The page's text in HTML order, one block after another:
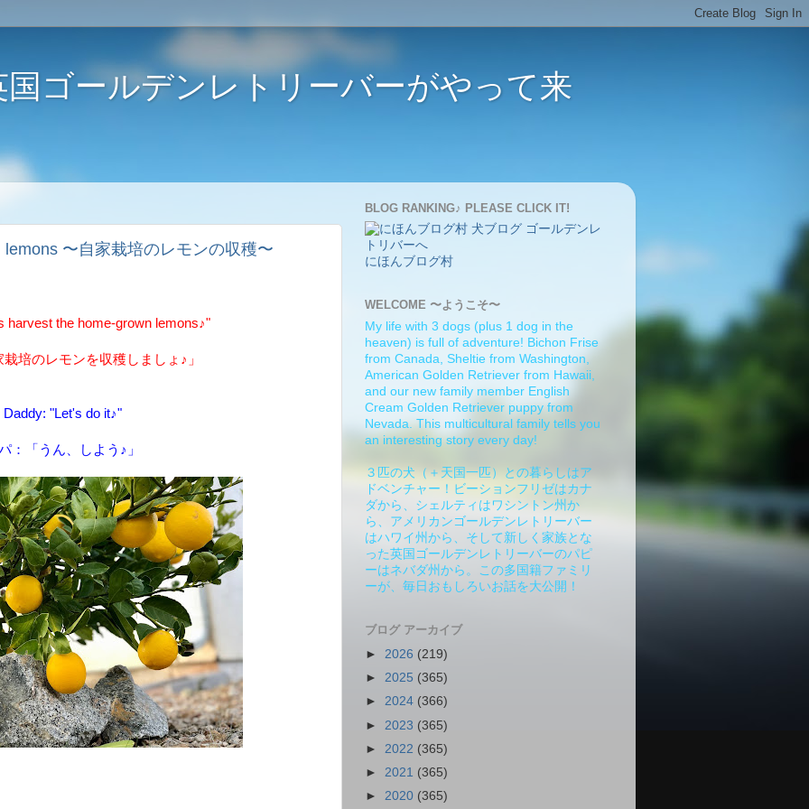
ゴールデンレトリーバーがやって来
〜自家栽培のレモンの収穫〜
harvest the home-grown lemons♪"
培のレモンを収穫しましょ♪」
Daddy: "Let's do it♪"
：「うん、しよう♪」
BLOG RANKING♪ PLEASE CLICK IT!
にほんブログ村
WELCOME 〜ようこそ〜
My life with 3 dogs (plus 1 dog in the
heaven) is full of adventure! Bichon Frise
from Canada, Sheltie from Washington,
American Golden Retriever from Hawaii,
and our new family member English
Cream Golden Retriever puppy from
Nevada. This multicultural family tells you
an interesting story every day!
３匹の犬（＋天国一匹）との暮らしはア
ドベンチャー！ビーションフリゼはカナ
ダから、シェルティはワシントン州か
ら、アメリカンゴールデンレトリーバー
はハワイ州から、そして新しく家族とな
った英国ゴールデンレトリーバーのパピ
ーはネバダ州から。この多国籍ファミリ
ーが、毎日おもしろいお話を大公開！
ブログ アーカイブ
► 2026 (219)
► 2025 (365)
► 2024 (366)
► 2023 (365)
► 2022 (365)
► 2021 (365)
► 2020 (365)